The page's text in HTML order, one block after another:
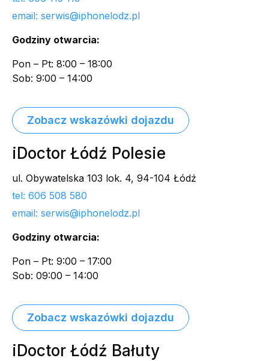
email: serwis@iphonelodz.pl
Godziny otwarcia:
Pon – Pt: 8:00 – 18:00
Sob: 9:00 – 14:00
Zobacz wskazówki dojazdu
iDoctor Łódź Polesie
ul. Obywatelska 103 lok. 4, 94-104 Łódź
tel: 606 508 580
email: serwis@iphonelodz.pl
Godziny otwarcia:
Pon – Pt: 9:00 – 17:00
Sob: 09:00 – 14:00
Zobacz wskazówki dojazdu
iDoctor Łódź Bałuty